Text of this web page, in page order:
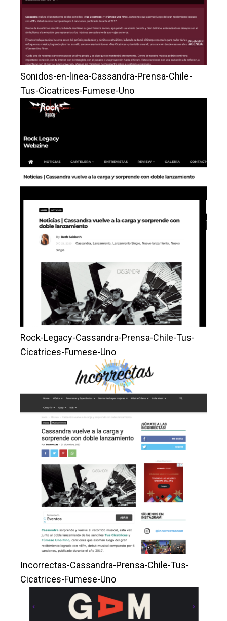
Sonidos-en-linea-Cassandra-Prensa-Chile-
Tus-Cicatrices-Fumese-Uno
Rock-Legacy-Cassandra-Prensa-Chile-Tus-
Cicatrices-Fumese-Uno
Incorrectas-Cassandra-Prensa-Chile-Tus-
Cicatrices-Fumese-Uno